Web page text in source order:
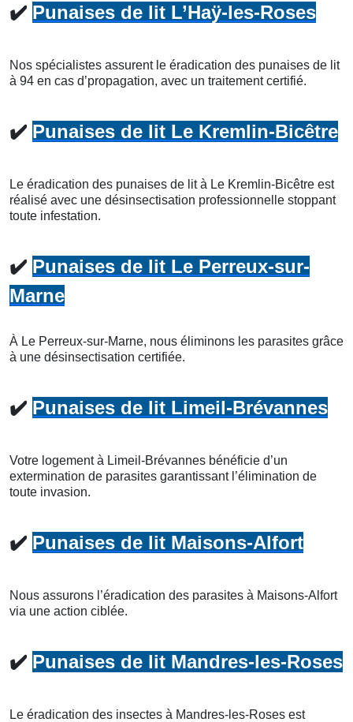
✔️ Punaises de lit L’Haÿ-les-Roses
Nos spécialistes assurent le éradication des punaises de lit
à 94 en cas d’propagation, avec un traitement certifié.
✔️ Punaises de lit Le Kremlin-Bicêtre
Le éradication des punaises de lit à Le Kremlin-Bicêtre est
réalisé avec une désinsectisation professionnelle stoppant
toute infestation.
✔️ Punaises de lit Le Perreux-sur-
Marne
À Le Perreux-sur-Marne, nous éliminons les parasites grâce
à une désinsectisation certifiée.
✔️ Punaises de lit Limeil-Brévannes
Votre logement à Limeil-Brévannes bénéficie d’un
extermination de parasites garantissant l’élimination de
toute invasion.
✔️ Punaises de lit Maisons-Alfort
Nous assurons l’éradication des parasites à Maisons-Alfort
via une action ciblée.
✔️ Punaises de lit Mandres-les-Roses
Le éradication des insectes à Mandres-les-Roses est